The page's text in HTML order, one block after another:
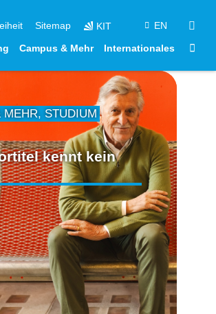
Sitemap KIT EN
Campus & Mehr Internationales
MEHR, STUDIUM
kennt kein